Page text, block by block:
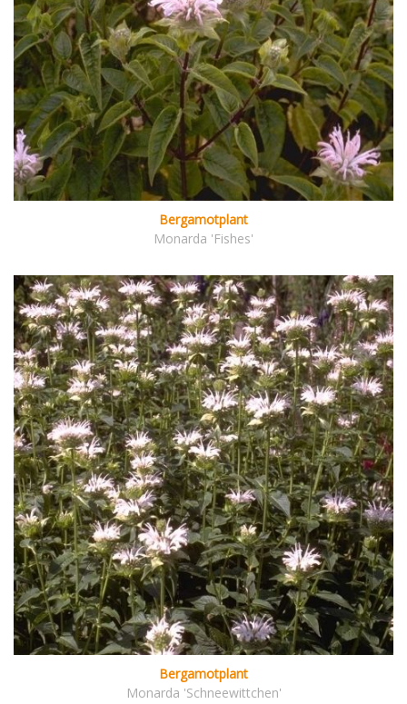
Bergamotplant
Monarda 'Fishes'
Bergamotplant
Monarda 'Schneewittchen'